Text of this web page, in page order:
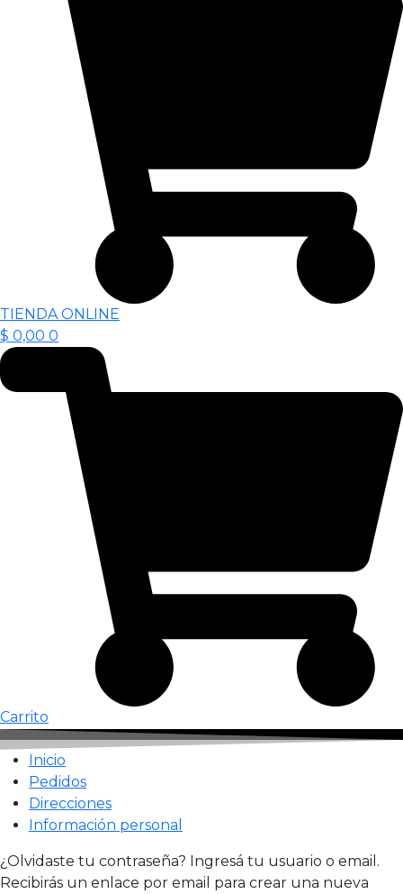
TIENDA ONLINE
$ 0,00 0
Carrito
Inicio
Pedidos
Direcciones
Información personal
¿Olvidaste tu contraseña? Ingresá tu usuario o email.
Recibirás un enlace por email para crear una nueva